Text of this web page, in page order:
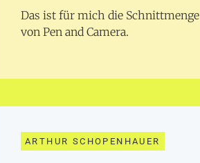
Das ist für mich die Schnittmenge
von Pen and Camera.
ARTHUR SCHOPENHAUER